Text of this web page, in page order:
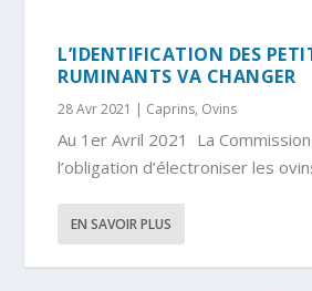
L’IDENTIFICATION DES
RUMINANTS VA CHANGER
28 Avr 2021 | Caprins, Ovins
Au 1er Avril 2021 La
l’obligation d’électroniser les
EN SAVOIR PLUS